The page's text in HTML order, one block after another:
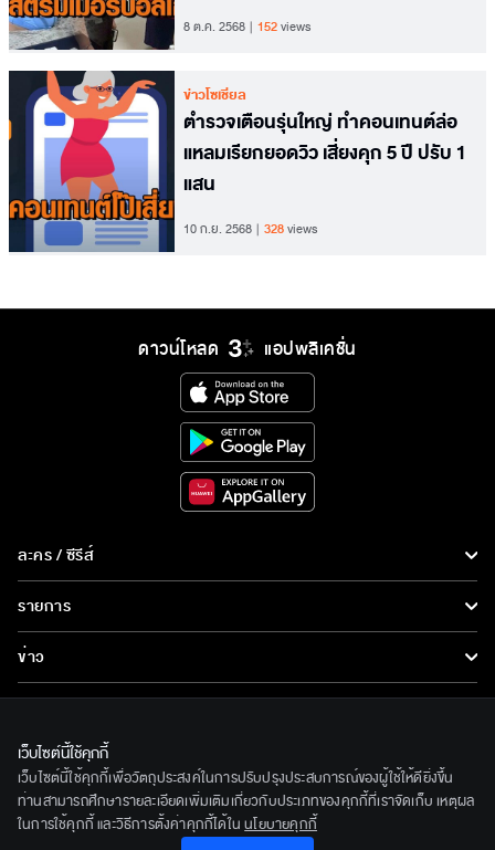
8 ต.ค. 2568 152views
ข่าวโซเชียล
ตำรวจเตือนรุ่นใหญ่ ทำคอนเทนต์ล่อ
แหลมเรียกยอดวิว เสี่ยงคุก 5 ปี ปรับ 1
แสน
10 ก.ย. 2568 328views
ดาวน์โหลด แอปพลิเคชั่น
ละคร / ซีรีส์
ซีรีส์นานาชาติ
การ์ตูน & เกม
รายการ
ข่าว
ข่าวประชาสัมพันธ์
ทีวีออนไลน์
เกี่ยวกับเรา
BEC World
รู้จักเรา
ติดตามเราได้ที่
เว็บไซต์นี้ใช้คุกกี้
เว็บไซต์นี้ใช้คุกกี้เพื่อวัตถุประสงค์ในการปรับปรุงประสบการณ์ของผู้ใช้ให้ดียิ่งขึ้น
ท่านสามารถศึกษารายละเอียดเพิ่มเติมเกี่ยวกับประเภทของคุกกี้ที่เราจัดเก็บ เหตุผล
ในการใช้คุกกี้ และวิธีการตั้งค่าคุกกี้ได้ใน นโยบายคุกกี้